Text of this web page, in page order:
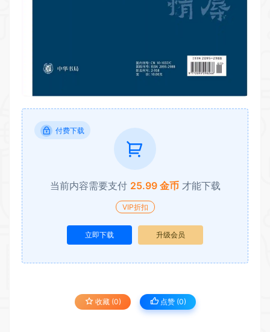
付费下载
当前内容需要支付 25.99 金币 才能下载
VIP折扣
立即下载 升级会员
收藏 (0) 点赞 (0)